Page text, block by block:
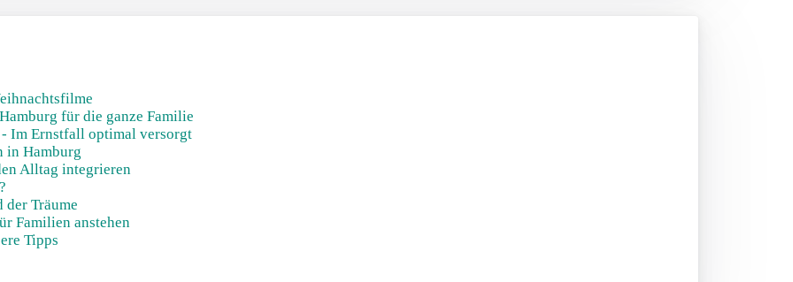
für die ganze Familie
Im Ernstfall optimal versorgt
in Hamburg
Alltag integrieren
Träume
Familien anstehen
Tipps